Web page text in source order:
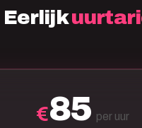
Eerlijk
€85 per uur